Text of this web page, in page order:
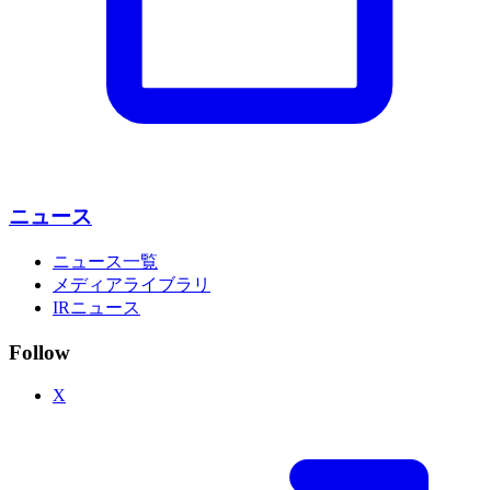
ニュース
ニュース一覧
メディアライブラリ
IRニュース
Follow
X